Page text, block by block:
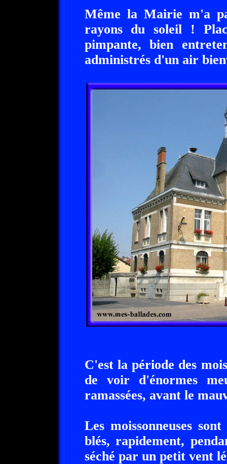
Même la Mairie m'a
rayons du soleil !
pimpante, bien
administrés d'un air
C'est la période des
de voir d'énormes
ramassées, avant le
Les moissonneuses
blés, rapidement,
séché par un petit vent